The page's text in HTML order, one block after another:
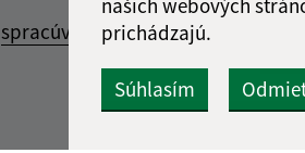
našich webových
prichádzajú.
Súhlasím
spracúvaním osobných